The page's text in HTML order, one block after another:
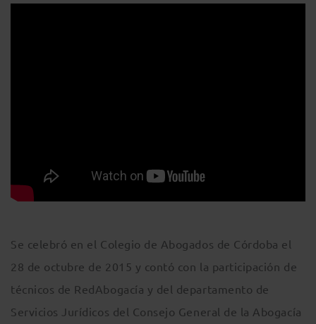
Se celebró en el Colegio de Abogados de Córdoba el
28 de octubre de 2015 y contó con la participación de
técnicos de RedAbogacía y del departamento de
Servicios Jurídicos del Consejo General de la Abogacía